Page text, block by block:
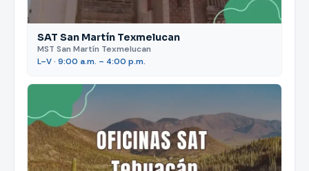
SAT San Martín Texmelucan
MST San Martín Texmelucan
L–V · 9:00 a.m. – 4:00 p.m.